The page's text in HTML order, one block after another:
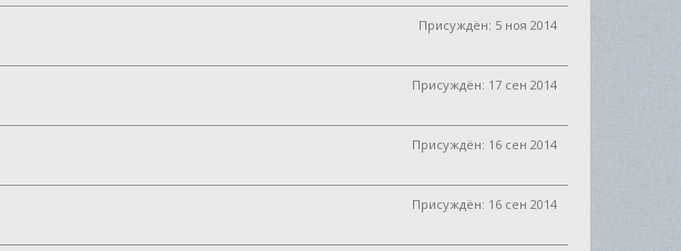
Присуждён: 5 ноя 2014
Присуждён: 17 сен 2014
Присуждён: 16 сен 2014
Присуждён: 16 сен 2014